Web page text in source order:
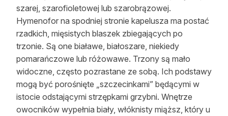
szarej, szarofioletowej lub szarobrązowej.
Hymenofor na spodniej stronie kapelusza ma postać
rzadkich, mięsistych blaszek zbiegających po
trzonie. Są one białawe, białoszare, niekiedy
pomarańczowe lub różowawe. Trzony są mało
widoczne, często pozrastane ze sobą. Ich podstawy
mogą być porośnięte „szczecinkami” będącymi w
istocie odstającymi strzępkami grzybni. Wnętrze
owocników wypełnia biały, włóknisty miąższ, który u